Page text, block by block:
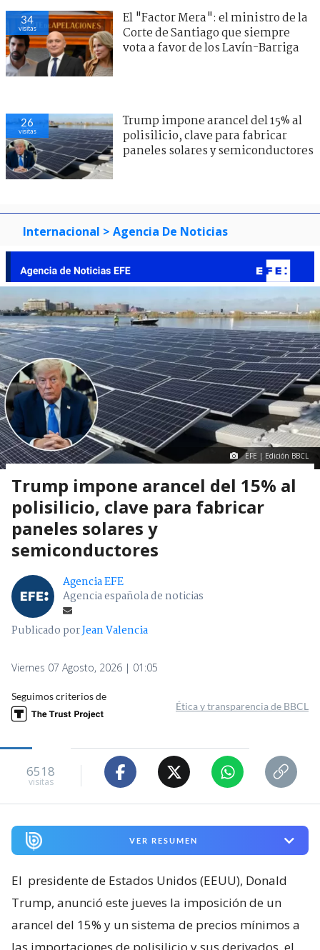
34
visitas
El "Factor Mera": el ministro de la
Corte de Santiago que siempre
vota a favor de los Lavín-Barriga
26
visitas
Trump impone arancel del 15% al
polisilicio, clave para fabricar
paneles solares y semiconductores
Internacional > Agencia De Noticias
EFE | Edición BBCL
Trump impone arancel del 15% al
polisilicio, clave para fabricar
paneles solares y
semiconductores
Agencia EFE
Agencia española de noticias
Publicado porJean Valencia
Viernes 07 Agosto, 2026 | 01:05
Seguimos criterios de
Ética y transparencia de BBCL
6518
visitas
VER RESUMEN
El presidente de Estados Unidos (EEUU), Donald
Trump, anunció este jueves la imposición de un
arancel del 15% y un sistema de precios mínimos a